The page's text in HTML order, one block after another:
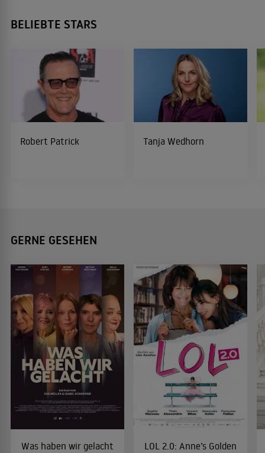
BELIEBTE STARS
Robert Patrick Tanja Wedhorn
GERNE GESEHEN
Was haben wir gelacht
LOL 2.0: Anne’s Golden